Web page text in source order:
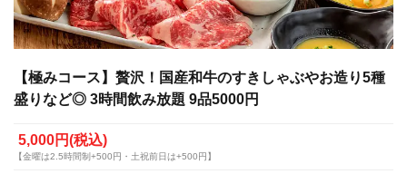
【極みコース】贅沢！国産和牛のすきしゃぶやお造り5種
盛りなど◎ 3時間飲み放題 9品5000円
5,000円(税込)
【金曜は2.5時間制+500円・土祝前日は+500円】